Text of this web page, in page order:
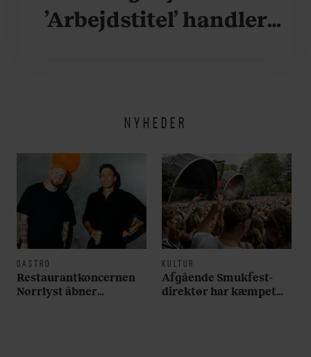
’Arbejdstitel’ handler
NYHEDER
GASTRO
Restaurantkoncernen
Norrlyst åbner
KULTUR
Afgående Smukfest-
direktør har kæmpet